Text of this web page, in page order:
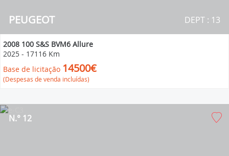
PEUGEOT DEPT : 13
2008 100 S&S BVM6 Allure
2025 - 17116 Km
Base de licitação 14500€
(Despesas de venda incluídas)
N.° 12